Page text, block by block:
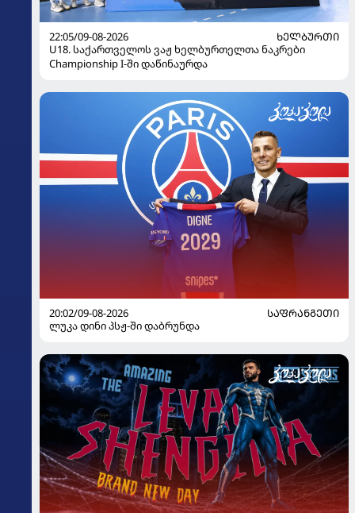
22:05/09-08-2026
ᲮᲔᲚᲑᲣᲠᲗᲘ
U18. საქართველოს ვაჟ ხელბურთელთა ნაკრები
Championship I-ში დაწინაურდა
20:02/09-08-2026
ᲡᲐᲤᲠᲐᲜᲒᲔᲗᲘ
ლუკა დინი პსჟ-ში დაბრუნდა